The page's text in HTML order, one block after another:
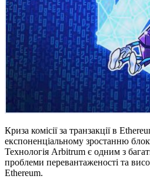
Криза комісії за транзакції в
експоненціальному зростанню
Технологія Arbitrum є одним з
проблеми перевантаженості та
Ethereum.